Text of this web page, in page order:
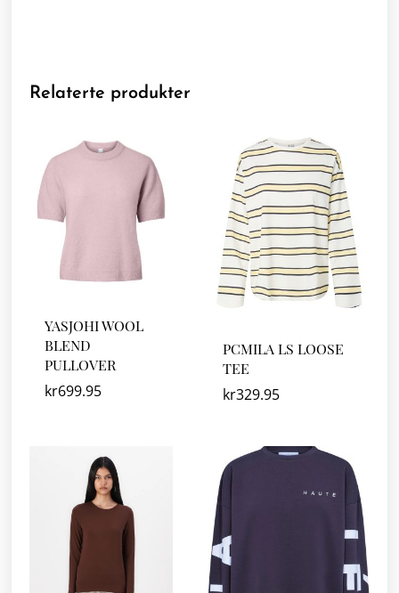
Relaterte produkter
YASJOHI WOOL
BLEND
PULLOVER
kr699.95
PCMILA LS LOOSE
TEE
kr329.95